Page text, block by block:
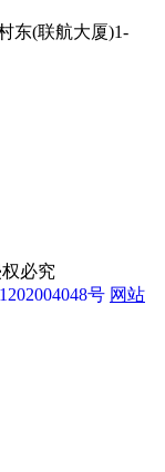
东(联航大厦)1-
必究
号 网站